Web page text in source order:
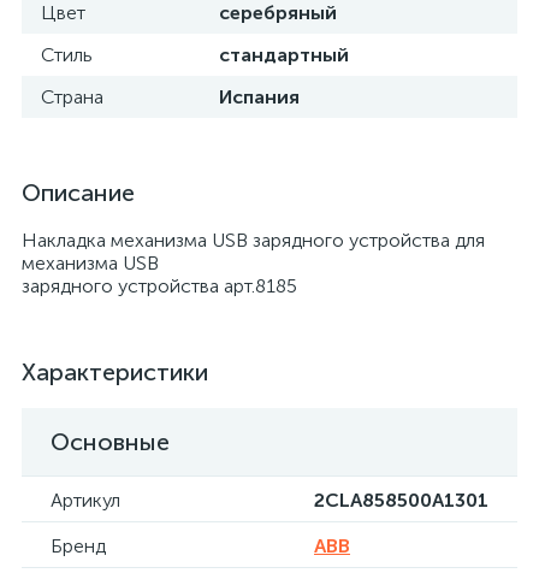
Цвет
серебряный
Стиль
стандартный
Страна
Испания
Описание
Накладка механизма USB зарядного устройства для
механизма USB
зарядного устройства арт.8185
Характеристики
Основные
Артикул
2CLA858500A1301
Бренд
ABB